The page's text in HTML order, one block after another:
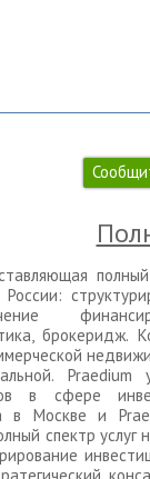
брокеридж.
Praedium
в сфере
в Москве и
спектр услуг